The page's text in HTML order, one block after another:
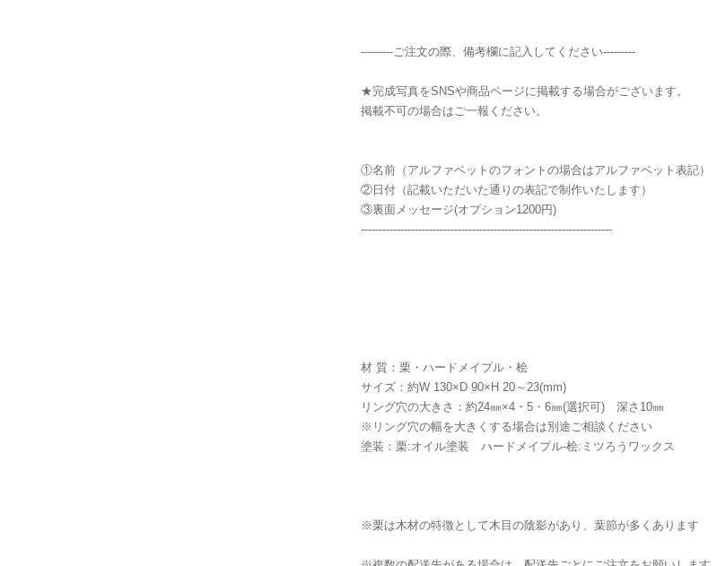
---------ご注文の際、備考欄に記入してください---------
★完成写真をSNSや商品ページに掲載する場合がございます。
掲載不可の場合はご一報ください。
①名前（アルファベットのフォントの場合はアルファベット表記）
②日付（記載いただいた通りの表記で制作いたします）
③裏面メッセージ(オプション1200円)
----------------------------------------------------------------------
材 質：栗・ハードメイプル・桧
サイズ：約W 130×D 90×H 20～23(mm)
リング穴の大きさ：約24㎜×4・5・6㎜(選択可) 深さ10㎜
※リング穴の幅を大きくする場合は別途ご相談ください
塗装：栗:オイル塗装 ハードメイプル-桧:ミツろうワックス
※栗は木材の特徴として木目の陰影があり、葉節が多くあります